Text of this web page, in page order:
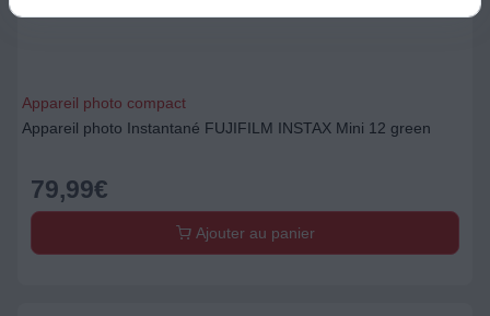
Appareil photo compact
Appareil photo Instantané FUJIFILM INSTAX Mini 12 green
79,99€
Ajouter au panier